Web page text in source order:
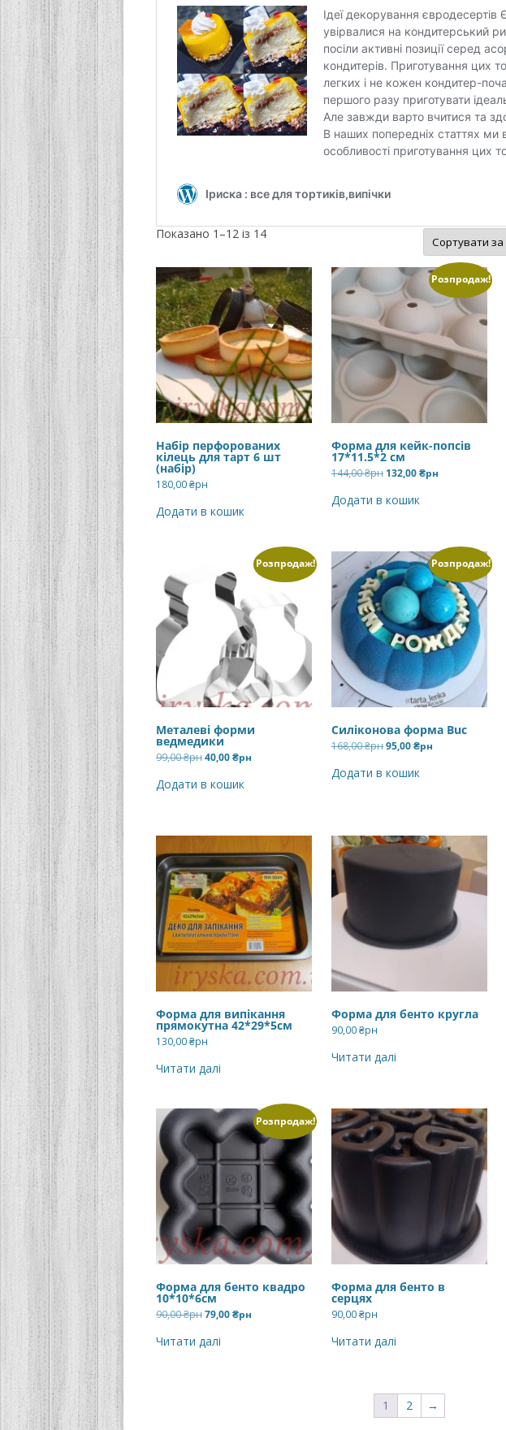
Показано 1–12 із 14Сортовано
Набір перфорованих
кілець для тарт 6 шт
(набір)
180,00₴рн
Додати в кошик
Розпродаж!
Форма для кейк-попсів
17*11.5*2 см
144,00₴рн Оригінальна
ціна:
132,00₴рнПоточна
Додати в кошик
Розпродаж!
Металеві форми
ведмедики
99,00₴рнОригінальна
ціна:
40,00₴рн
Додати в кошик
Розпродаж!
Силіконова форма Buc
168,00₴рнОригінальна
ціна:
95,00₴рнПоточна
Додати в кошик
Форма для випікання
прямокутна 42*29*5см
130,00₴рн
Читати далі
Форма для бенто кругла
90,00₴рн
Читати далі
Розпродаж!
Форма для бенто квадро
10*10*6см
90,00₴рнОригінальна
ціна:
79,00₴рн
Читати далі
Форма для бенто в
серцях
90,00₴рн
Читати далі
1 2 →